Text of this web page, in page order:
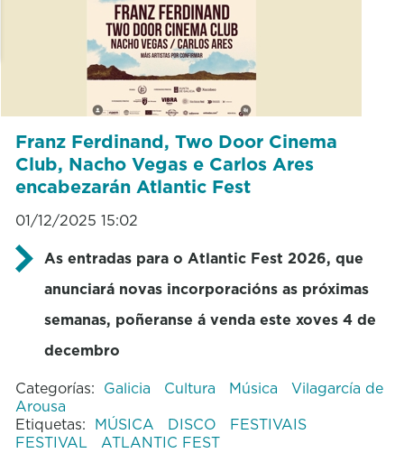
Franz Ferdinand, Two Door Cinema
Club, Nacho Vegas e Carlos Ares
encabezarán Atlantic Fest
01/12/2025 15:02
As entradas para o Atlantic Fest 2026, que
anunciará novas incorporacións as próximas
semanas, poñeranse á venda este xoves 4 de
decembro
Categorías: Galicia Cultura Música
Vilagarcía de
Arousa
Etiquetas: MÚSICA DISCO
FESTIVAIS
FESTIVAL
ATLANTIC FEST